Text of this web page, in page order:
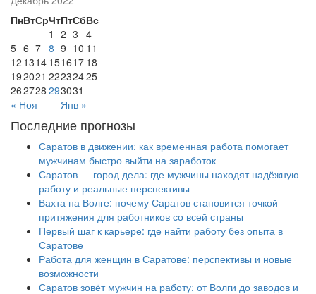
ПнВтСрЧтПтСбВс
« Ноя Янв »
1 2 3 4
5 6 7 8 9 10 11
12 1314 151617 18
192021 22232425
262728 293031
Последние прогнозы
Саратов в движении: как временная работа помогает
мужчинам быстро выйти на заработок
Саратов — город дела: где мужчины находят надёжную
работу и реальные перспективы
Вахта на Волге: почему Саратов становится точкой
притяжения для работников со всей страны
Первый шаг к карьере: где найти работу без опыта в
Саратове
Работа для женщин в Саратове: перспективы и новые
возможности
Саратов зовёт мужчин на работу: от Волги до заводов и